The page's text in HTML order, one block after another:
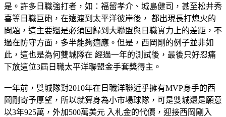
是。許多日職強打者，如：福留孝介、城島健司，甚至松井秀
喜等日職巨砲，在遠渡到太平洋彼岸後， 都出現長打熄火的
問題，這主要還是必須回歸到大聯盟與日職實力上的差距，不
過在防守方面，多半能夠適應。但是，西岡剛的例子並非如
此，這也是為何雙城隊在 經過一年的測試後，最後只好忍痛
下放這位3屆日職太平洋聯盟金手套獎得主。
一年前，雙城隊對2010年在日職洋聯近乎擁有MVP身手的西
岡剛寄予厚望，所以就算身為小市場球隊，可是雙城還是願意
以3年925萬，外加500萬美元 入札金的代價，迎接西岡剛入